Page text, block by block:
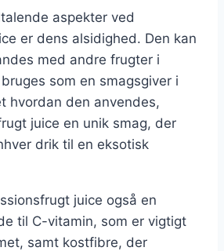
aspekter ved
er dens alsidighed. Den kan
med andre frugter i
som en smagsgiver i
hvordan den anvendes,
juice en unik smag, der
drik til en eksotisk
juice også en
til C-vitamin, som er vigtigt
samt kostfibre, der